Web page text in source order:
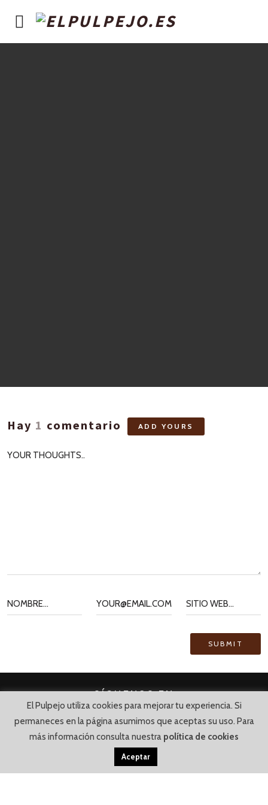
Hay 1 comentario ADD YOURS
SÍGUENOS EN
El Pulpejo utiliza cookies para mejorar tu experiencia. Si
permaneces en la página asumimos que aceptas su uso. Para
más información consulta nuestra política de cookies
Aceptar